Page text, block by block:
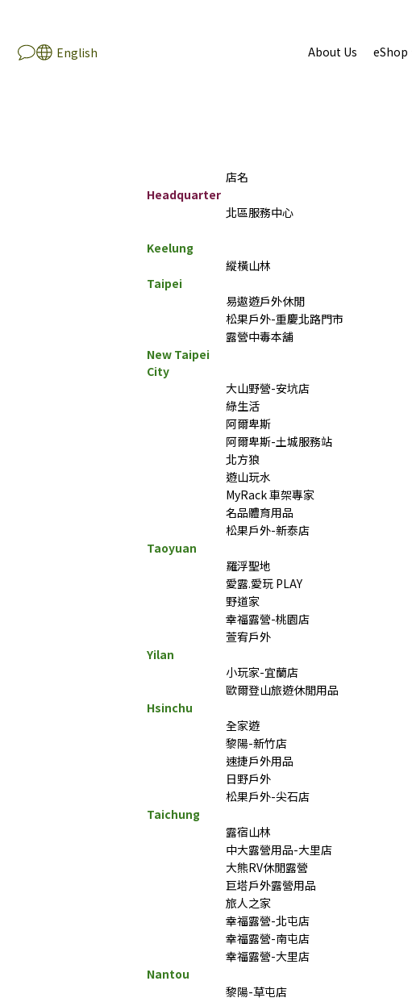
English About Us eShop
店名
Headquarter
北區服務中心
Keelung
縱橫山林
Taipei
易遨遊戶外休閒
松果戶外-重慶北路門市
露營中毒本舖
New Taipei
City
大山野營-安坑店
綠生活
阿爾卑斯
阿爾卑斯-土城服務站
北方狼
遊山玩水
MyRack 車架專家
名品體育用品
松果戶外-新泰店
Taoyuan
羅浮聖地
愛露.愛玩 PLAY
野道家
幸福露營-桃園店
萱宥戶外
Yilan
小玩家-宜蘭店
歐爾登山旅遊休閒用品
Hsinchu
全家遊
黎陽-新竹店
速捷戶外用品
日野戶外
松果戶外-尖石店
Taichung
露宿山林
中大露營用品-大里店
大熊RV休閒露營
巨塔戶外露營用品
旅人之家
幸福露營-北屯店
幸福露營-南屯店
幸福露營-大里店
Nantou
黎陽-草屯店